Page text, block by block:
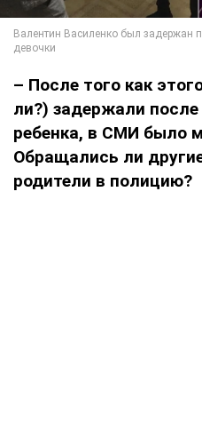
– После того как
ли?) задержали
ребенка, в СМИ было
Обращались ли
родители в полицию?